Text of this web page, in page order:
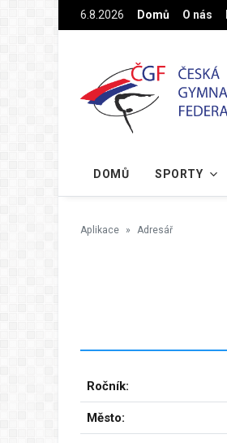
Na hlavní obsah6.8.2026 Domů O nás
DOMŮ SPORTY
Aplikace Adresář
Ročník:
Město: